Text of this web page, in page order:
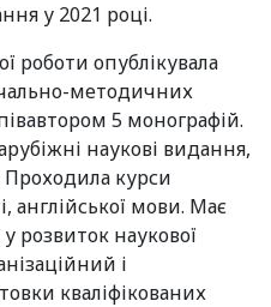
у 2021 році.
роботи опублікувала
методичних
5 монографій.
наукові видання,
Проходила курси
англійської мови. Має
розвиток наукової
і
кваліфікованих